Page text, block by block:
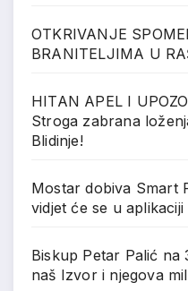
OTKRIVANJE
BRANITELJIMA U
HITAN APEL I
Stroga zabrana
Blidinje!
Mostar dobiva Smart
vidjet će se u aplikaciji
Biskup Petar Palić na
naš Izvor i njegova